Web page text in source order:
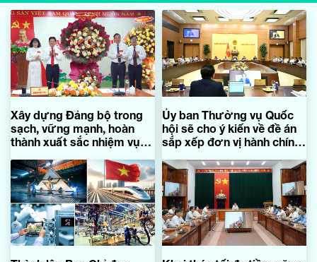
Xây dựng Đảng bộ trong
sạch, vững mạnh, hoàn
thành xuất sắc nhiệm vụ
Ủy ban Thường vụ Quốc
hội sẽ cho ý kiến về đề án
sắp xếp đơn vị hành chính